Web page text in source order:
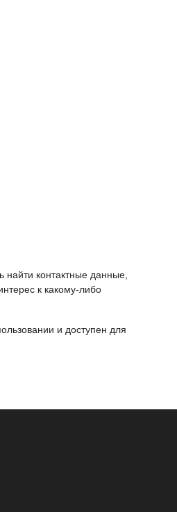
контактные данные,
к какому-либо
и доступен для